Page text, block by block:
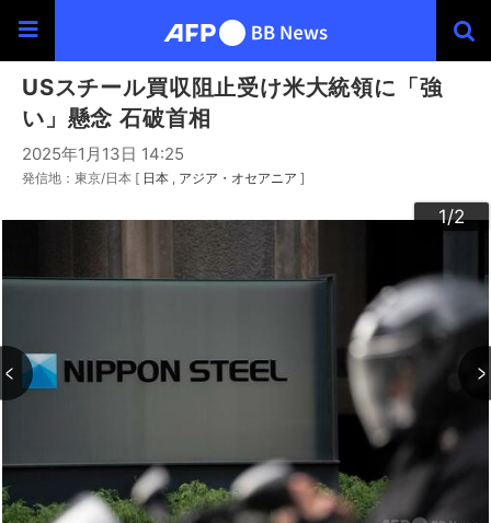
USスチール買収阻止受け米大統領に「強
い」懸念 石破首相
2025年1月13日 14:25
発信地：東京/日本 [ 日本 アジア・オセアニア ]
1/2
2/2